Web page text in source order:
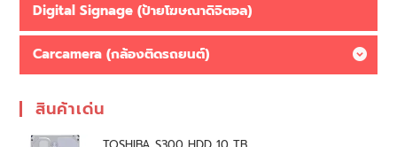
Digital Signage (ป้ายโฆษณาดิจิตอล)
Carcamera (กล้องติดรถยนต์)
สินค้าเด่น